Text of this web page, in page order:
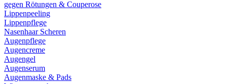
gegen Rötungen & Couperose
Lippenpeeling
Lippenpflege
Nasenhaar Scheren
Augenpflege
Augencreme
Augengel
Augenserum
Augenmaske & Pads